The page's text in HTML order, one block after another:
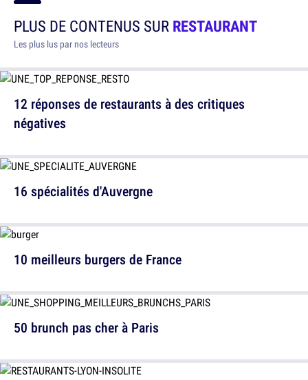
PLUS DE CONTENUS SURRESTAURANT
Les plus lus par nos lecteurs
16 spécialités d'Auvergne
50 brunch pas cher à Paris
12 réponses de restaurants à des critiques
négatives
10 meilleurs burgers de France